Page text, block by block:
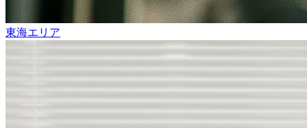
東海エリア